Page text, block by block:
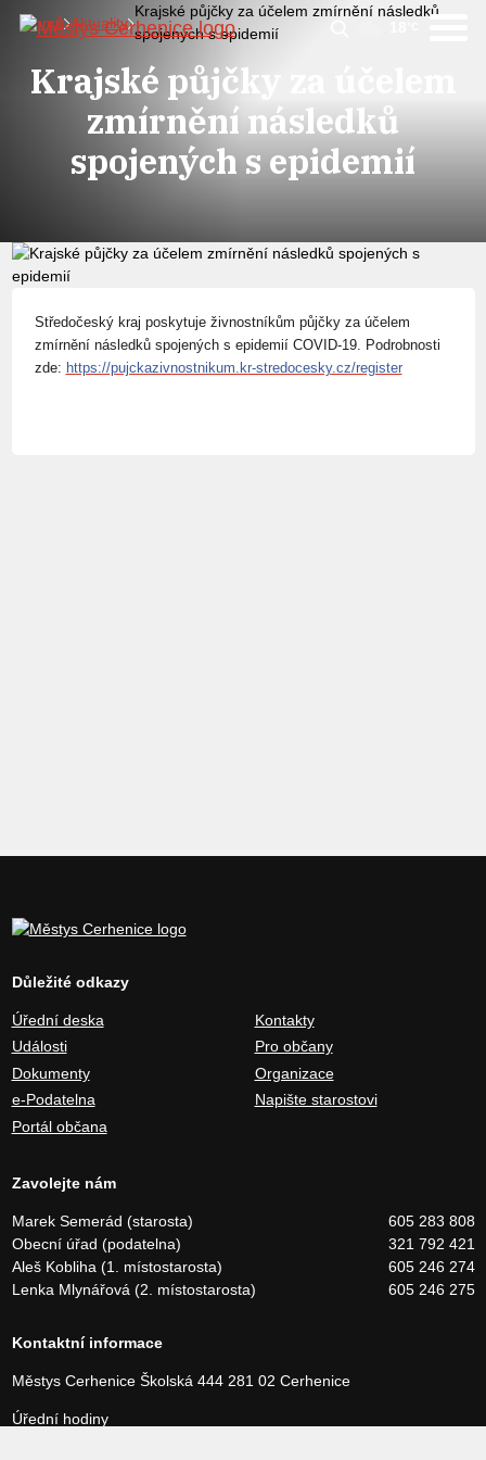
Domů Aktuality
Krajské půjčky za účelem zmírnění následků
spojených s epidemií
Krajské půjčky za účelem
zmírnění následků
spojených s epidemií
Středočeský kraj poskytuje živnostníkům půjčky za účelem
zmírnění následků spojených s epidemií COVID-19. Podrobnosti
zde: https://pujckazivnostnikum.kr-stredocesky.cz/register
Důležité odkazy
Úřední deska
Události
Dokumenty
e-Podatelna
Portál občana
Kontakty
Pro občany
Organizace
Napište starostovi
Zavolejte nám
Marek Semerád (starosta)
605 283 808
Obecní úřad (podatelna)
321 792 421
Aleš Kobliha (1. místostarosta)
605 246 274
Lenka Mlynářová (2. místostarosta)
605 246 275
Kontaktní informace
Městys CerheniceŠkolská 444281 02 Cerhenice
Úřední hodiny